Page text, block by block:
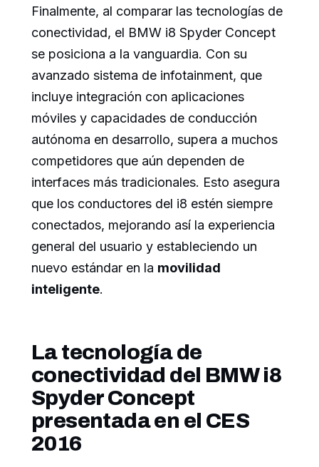
Finalmente, al comparar las tecnologías de
conectividad, el BMW i8 Spyder Concept
se posiciona a la vanguardia. Con su
avanzado sistema de infotainment, que
incluye integración con aplicaciones
móviles y capacidades de conducción
autónoma en desarrollo, supera a muchos
competidores que aún dependen de
interfaces más tradicionales. Esto asegura
que los conductores del i8 estén siempre
conectados, mejorando así la experiencia
general del usuario y estableciendo un
nuevo estándar en la movilidad
inteligente.
La tecnología de
conectividad del BMW i8
Spyder Concept
presentada en el CES
2016